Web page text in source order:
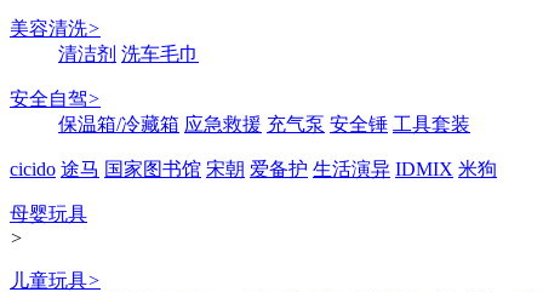
美容清洗>
清洁剂 洗车毛巾
安全自驾>
保温箱/冷藏箱 应急救援 充气泵 安全锤 工具套装
cicido 途马 国家图书馆 宋朝 爱备护 生活演异 IDMIX 米狗
母婴玩具
>
儿童玩具>